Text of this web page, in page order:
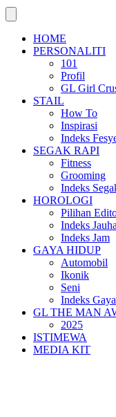
HOME
PERSONALITI
101
Profil
GL Girl
STAIL
How To
Inspirasi
Indeks
SEGAK RAPI
Fitness
Grooming
Indeks
HOROLOGI
Pilihan
Indeks
Indeks Jam
GAYA HIDUP
Automobil
Ikonik
Seni
Indeks
GL THE MAN
2025
ISTIMEWA
MEDIA KIT